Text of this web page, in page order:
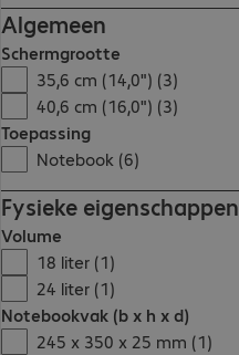
Algemeen
Schermgrootte
35,6 cm (14,0") (3)
40,6 cm (16,0") (3)
Toepassing
Notebook (6)
Fysieke eigenschappen
Volume
18 liter (1)
24 liter (1)
Notebookvak (b x h x d)
245 x 350 x 25 mm (1)